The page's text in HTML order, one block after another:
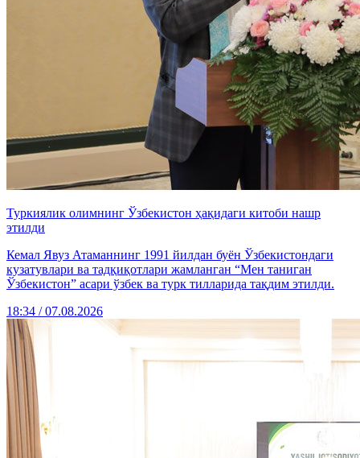
Туркиялик олимнинг Ўзбекистон ҳақидаги китоби нашр
этилди
Кемал Явуз Атаманнинг 1991 йилдан буён Ўзбекистондаги
кузатувлари ва тадқиқотлари жамланган “Мен таниган
Ўзбекистон” асари ўзбек ва турк тилларида тақдим этилди.
18:34 / 07.08.2026